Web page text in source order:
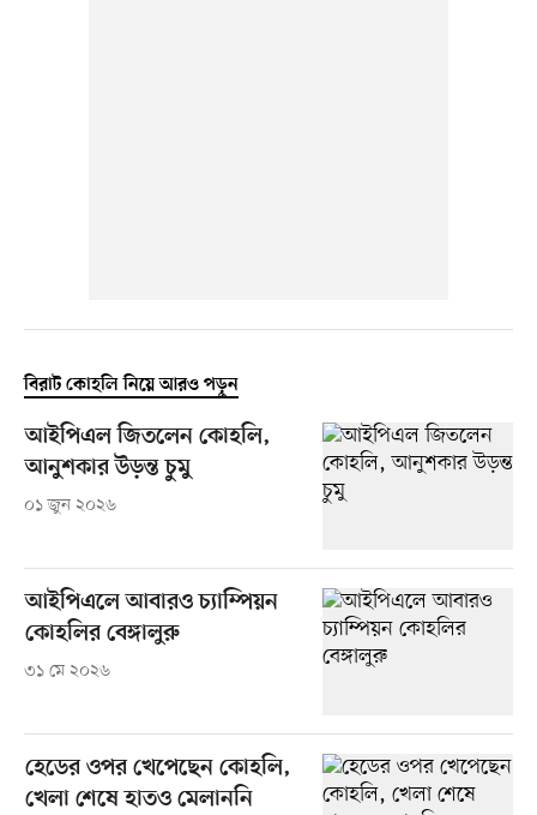
বিরাট কোহলি নিয়ে আরও পড়ুন
আইপিএল জিতলেন কোহলি,
আনুশকার উড়ন্ত চুমু
০১ জুন ২০২৬
আইপিএলে আবারও চ্যাম্পিয়ন
কোহলির বেঙ্গালুরু
৩১ মে ২০২৬
হেডের ওপর খেপেছেন কোহলি,
খেলা শেষে হাতও মেলাননি